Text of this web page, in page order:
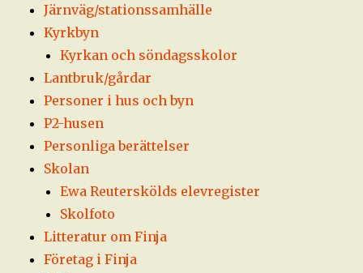
Järnväg/stationssamhälle
Kyrkbyn
Kyrkan och söndagsskolor
Lantbruk/gårdar
Personer i hus och byn
P2-husen
Personliga berättelser
Skolan
Ewa Reuterskölds elevregister
Skolfoto
Litteratur om Finja
Företag i Finja